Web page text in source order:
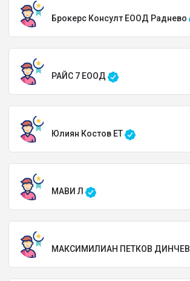
Брокерс Консулт ЕООД Раднево
РАЙС 7 ЕООД
Юлиян Костов ЕТ
МАВИ Л
МАКСИМИЛИАН ПЕТКОВ ДИНЧЕВ